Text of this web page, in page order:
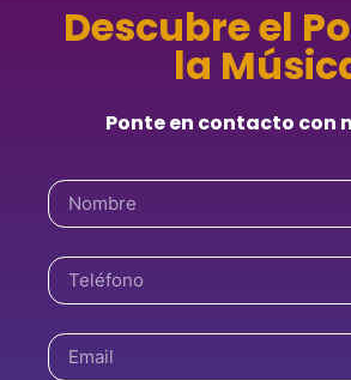
Descubre el
la
Ponte en contacto con